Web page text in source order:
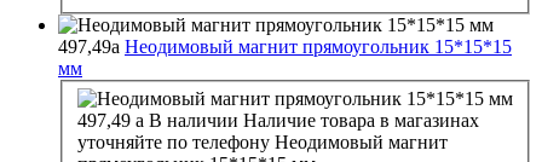
497,49a Неодимовый магнит прямоугольник 15*15*15
мм
497,49 a В наличии Наличие товара в магазинах
уточняйте по телефону Неодимовый магнит